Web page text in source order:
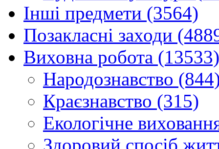
Інші предмети (3564)
Позакласні заходи
Виховна робота (13533)
Народознавство
Краєзнавство (315)
Екологічне